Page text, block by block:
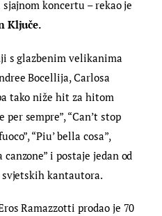
koncertu – rekao je
Ključe.
s glazbenim velikanima
Bocellija, Carlosa
tako niže hit za hitom
per sempre”, “Can’t stop
“Piu’ bella cosa”,
canzone” i postaje jedan od
kantautora.
Ramazzotti prodao je 70